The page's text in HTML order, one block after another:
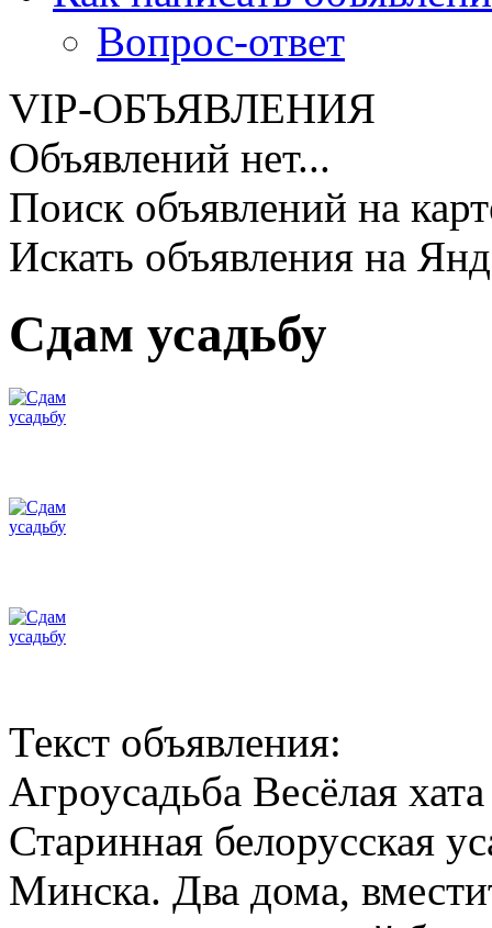
Вопрос-ответ
VIP-ОБЪЯВЛЕНИЯ
Объявлений нет...
Поиск объявлений на
Искать объявления на
Сдам усадьбу
Текст объявления:
Агроусадьба Весёлая хата
Старинная белорусская
Минска. Два дома,